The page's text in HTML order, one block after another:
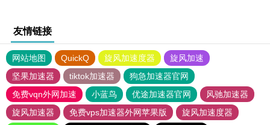
友情链接
网站地图 QuickQ 旋风加速度器
旋风加速
坚果加速器
tiktok加速器
狗急加速器官网
免费vqn外网加速
小蓝鸟 优途加速器官网
风驰加速器
旋风加速器
免费vps加速器外网苹果版
旋风加速度器